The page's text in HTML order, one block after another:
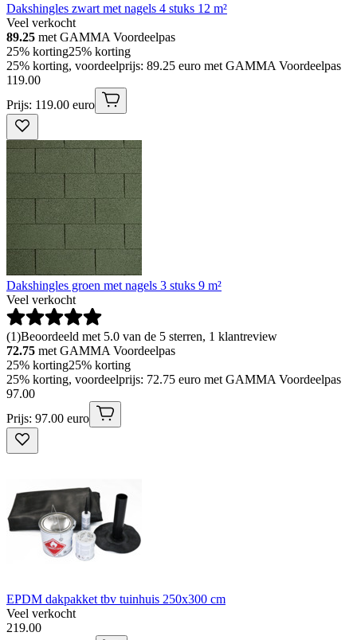
Dakshingles zwart met nagels 4 stuks 12 m²
Veel verkocht
89.25 met GAMMA Voordeelpas
25% korting25% korting
25% korting, voordeelprijs: 89.25 euro met GAMMA Voordeelpas
119.00
Prijs: 119.00 euro
Dakshingles groen met nagels 3 stuks 9 m²
Veel verkocht
(1)Beoordeeld met 5.0 van de 5 sterren, 1 klantreview
72.75 met GAMMA Voordeelpas
25% korting25% korting
25% korting, voordeelprijs: 72.75 euro met GAMMA Voordeelpas
97.00
Prijs: 97.00 euro
EPDM dakpakket tbv tuinhuis 250x300 cm
Veel verkocht
219.00